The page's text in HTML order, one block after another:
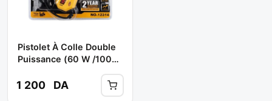
Pistolet À Colle Double
Puissance (60 W /100
1 200 DA